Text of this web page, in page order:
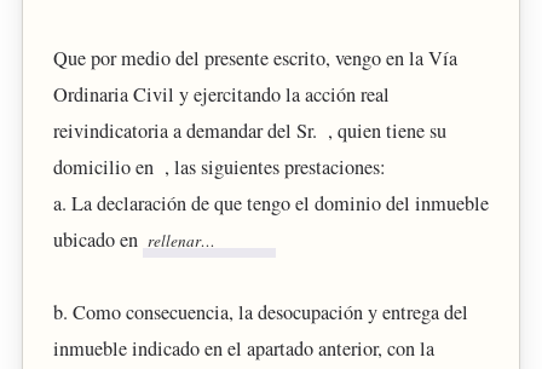
Que por medio del presente escrito, vengo en la Vía
Ordinaria Civil y ejercitando la acción real
reivindicatoria a demandar del Sr. , quien tiene su
domicilio en , las siguientes prestaciones:
a. La declaración de que tengo el dominio del inmueble
ubicado en
b. Como consecuencia, la desocupación y entrega del
inmueble indicado en el apartado anterior, con la